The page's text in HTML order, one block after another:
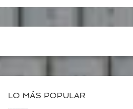
LO MÁS POPULAR